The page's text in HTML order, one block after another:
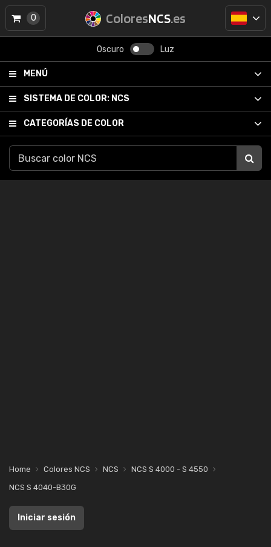
ColoresNCS.es
Oscuro Luz
MENÚ
SISTEMA DE COLOR: NCS
CATEGORÍAS DE COLOR
0
Home Colores NCS NCS
NCS S 4000 - S 4550
NCS S 4040-B30G
Iniciar sesión